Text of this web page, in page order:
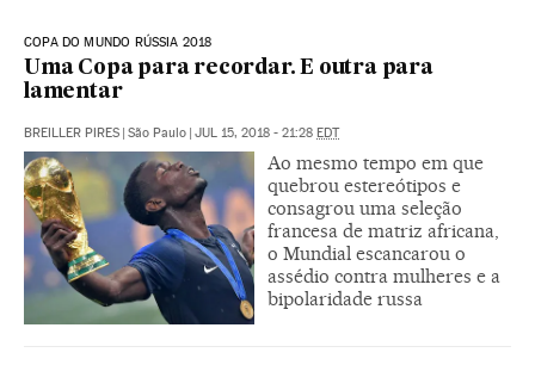
COPA DO MUNDO RÚSSIA 2018
Uma Copa para recordar. E outra para
lamentar
BREILLER PIRES | São Paulo | JUL 15, 2018 - 21:28 EDT
Ao mesmo tempo em que
quebrou estereótipos e
consagrou uma seleção
francesa de matriz africana,
o Mundial escancarou o
assédio contra mulheres e a
bipolaridade russa